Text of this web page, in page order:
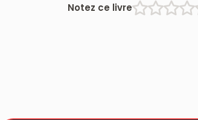
Notez ce livre